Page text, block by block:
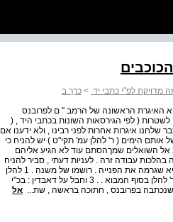
מדויקת לפ"י כתבי יד > כרך ב
האיגרת הראשונה של הרמב '' ם לפרובנס
( לפי הגירסאות השונות בכתבי היד , (
איגרות אחרות לפני רבינו , ולא ידענו אם
אותם הימים ( ר' להלן עמ' תקי"ט ) יש להניח כי
השואלים שמךהסתם עוד לא הגיע אליהם
בהלכות עבודה זרה . לעניות דעתי , סביר להניח
שמשנה תורה הגיע לפרובנס עוד לפני הפנייה הראשונה , ואדרבה , הגעתו היא שגרמה את הפנייה . רושמו של משנה . 1 להלן
תצ , 6 והערה 29 שם . . 2 על המקום שבו אפשר למצוא את נוסח השאלה - ר' להלן בסוף המבוא . . 3 וחבל על דאבדין : בכ"י
אל